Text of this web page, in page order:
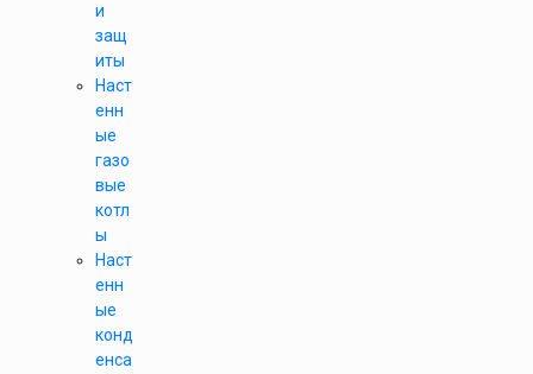
и
защ
иты
Наст
енн
ые
газо
вые
котл
ы
Наст
енн
ые
конд
енса